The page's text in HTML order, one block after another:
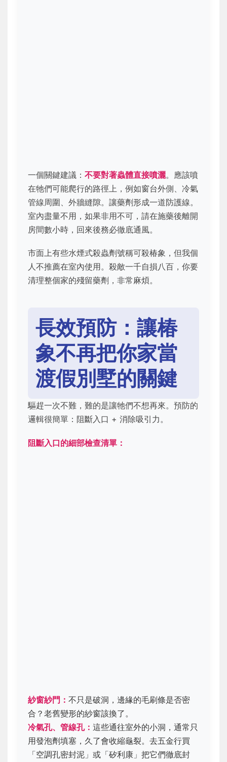
一個關鍵建議： 不要對著蟲體直接噴灑。應該噴
在牠們可能爬行的路徑上，例如窗台外側、冷氣
管線周圍、外牆縫隙。讓藥劑形成一道防護線。
室內盡量不用，如果非用不可，請在施藥後離開
房間數小時，回來後務必徹底通風。
市面上有些水煙式殺蟲劑號稱可殺椿象，但我個
人不推薦在室內使用。殺敵一千自損八百，你要
清理整個家的殘留藥劑，非常麻煩。
長效預防：讓椿
象不再把你家當
渡假別墅的關鍵
驅趕一次不難，難的是讓牠們不想再來。預防的
邏輯很簡單：阻斷入口 + 消除吸引力。
阻斷入口的細部檢查清單：
紗窗紗門： 不只是破洞，邊緣的毛刷條是否密
合？老舊變形的紗窗該換了。
冷氣孔、管線孔： 這些通往室外的小洞，通常只
用發泡劑填塞，久了會收縮龜裂。去五金行買
「空調孔密封泥」或「矽利康」把它們徹底封